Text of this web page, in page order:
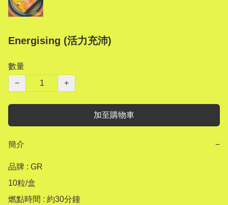
Energising (活力充沛)
數量
−
+
加至購物車
簡介 −
品牌 : GR
10粒/盒
燃點時間 : 約30分鐘